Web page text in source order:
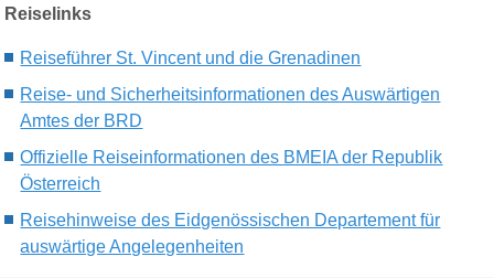
Reiselinks
Reiseführer St. Vincent und die Grenadinen
Reise- und Sicherheitsinformationen des Auswärtigen
Amtes der BRD
Offizielle Reiseinformationen des BMEIA der Republik
Österreich
Reisehinweise des Eidgenössischen Departement für
auswärtige Angelegenheiten